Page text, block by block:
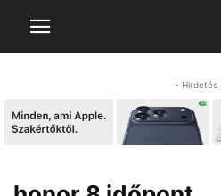
- Hirdetés